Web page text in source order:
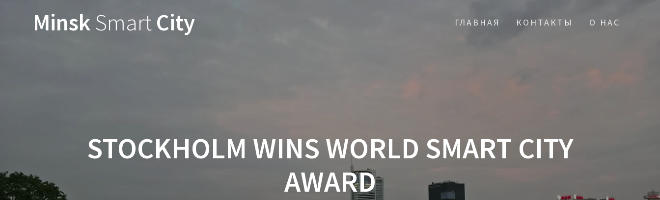
MinskSmartCity ГЛАВНАЯ КОНТАКТЫ О НАС
STOCKHOLM WINS WORLD SMART CITY
AWARD